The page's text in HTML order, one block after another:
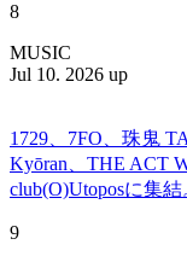
8
MUSIC
Jul 10. 2026 up
1729、7FO、珠鬼
Kyōran、THE ACT
club(O)Utoposに集結
9